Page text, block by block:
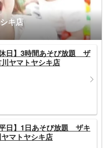
キ店
休日】3時間あそび放題 ザ
ヤマトヤシキ店
平日】1日あそび放題 ザキ
マトヤシキ店